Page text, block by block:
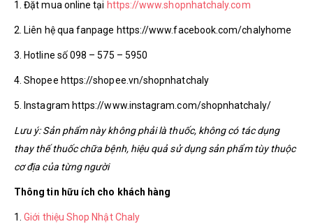
1. Đặt mua online tại https://www.shopnhatchaly.com
2. Liên hệ qua fanpage https://www.facebook.com/chalyhome
3. Hotline số 098 – 575 – 5950
4. Shopee https://shopee.vn/shopnhatchaly
5. Instagram https://www.instagram.com/shopnhatchaly/
Lưu ý: Sản phẩm này không phải là thuốc, không có tác dụng
thay thế thuốc chữa bệnh, hiệu quả sử dụng sản phẩm tùy thuộc
cơ địa của từng người
Thông tin hữu ích cho khách hàng
1.Giới thiệu Shop Nhật Chaly